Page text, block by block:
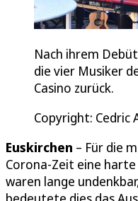
Nach ihrem
die vier Musiker
Casino zurück.
Copyright: Cedric
Euskirchen – Für die
Corona-Zeit eine
waren lange